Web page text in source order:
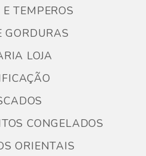
TEMPEROS
GORDURAS
LOJA
CONGELADOS
ORIENTAIS